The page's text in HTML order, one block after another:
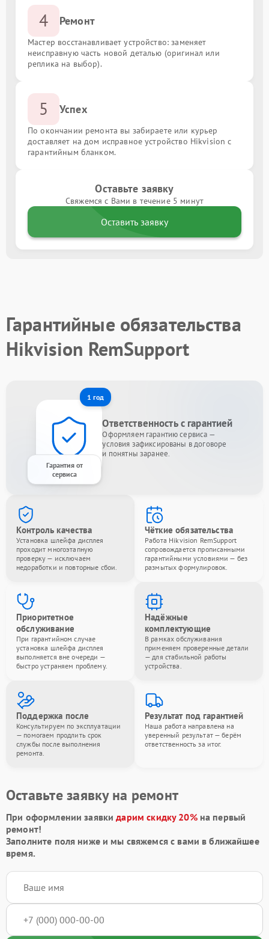
4 Ремонт
Мастер восстанавливает устройство: заменяет
неисправную часть новой деталью (оригинал или
реплика на выбор).
5 Успех
По окончании ремонта вы забираете или курьер
доставляет на дом исправное устройство Hikvision с
гарантийным бланком.
Оставьте заявку
Свяжемся с Вами в течение 5 минут
Оставить заявку
Гарантийные обязательства
Hikvision RemSupport
1 год
Гарантия от
сервиса
Ответственность с гарантией
Оформляем гарантию сервиса —
условия зафиксированы в договоре
и понятны заранее.
Контроль качества
Установка шлейфа дисплея
проходит многоэтапную
проверку — исключаем
недоработки и повторные сбои.
Чёткие обязательства
Работа Hikvision RemSupport
сопровождается прописанными
гарантийными условиями — без
размытых формулировок.
Приоритетное
обслуживание
При гарантийном случае
установка шлейфа дисплея
выполняется вне очереди —
быстро устраняем проблему.
Надёжные
комплектующие
В рамках обслуживания
применяем проверенные детали
— для стабильной работы
устройства.
Поддержка после
Консультируем по эксплуатации
— помогаем продлить срок
службы после выполнения
ремонта.
Результат под гарантией
Наша работа направлена на
уверенный результат — берём
ответственность за итог.
Оставьте заявку на ремонт
При оформлении заявкидарим скидку 20%на первый
ремонт!
Заполните поля ниже и мы свяжемся с вами в ближайшее
время.